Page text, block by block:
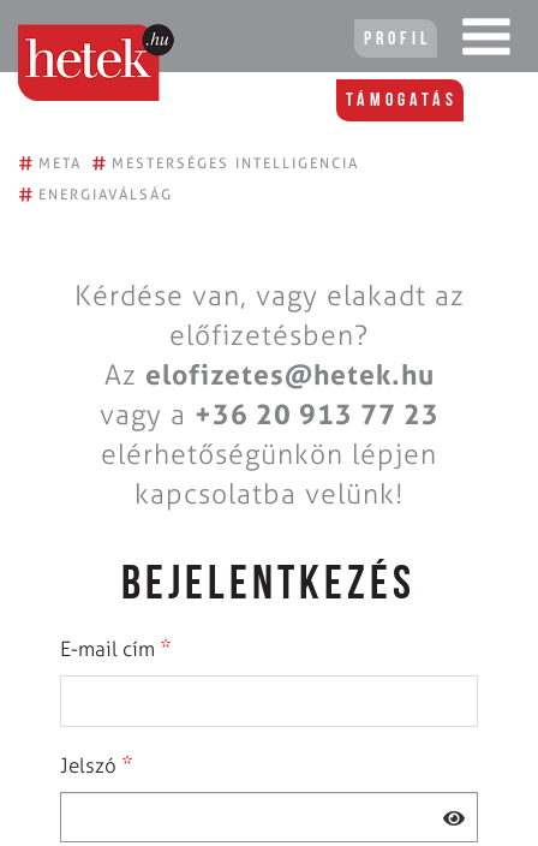
Profil
Támogatás
# META # MESTERSÉGES INTELLIGENCIA
# ENERGIAVÁLSÁG
Kérdése van, vagy elakadt az
előfizetésben?
Az elofizetes@hetek.hu
vagy a +36 20 913 77 23
elérhetőségünkön lépjen
kapcsolatba velünk!
BEJELENTKEZÉS
E-mail cím *
Jelszó *